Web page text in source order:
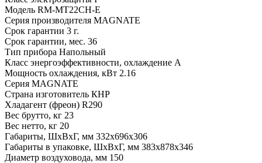
Модель RM-MT22CH-E
Серия производителя MAGNATE
Срок гарантии 3 г.
Срок гарантии, мес. 36
Тип прибора Напольный
Класс энергоэффективности, охлаждение A
Мощность охлаждения, кВт 2.16
Серия MAGNATE
Страна изготовитель КНР
Хладагент (фреон) R290
Вес брутто, кг 23
Вес нетто, кг 20
Габариты, ШxВxГ, мм 332x696x306
Габариты в упаковке, ШxВxГ, мм 383x878x346
Диаметр воздуховода, мм 150